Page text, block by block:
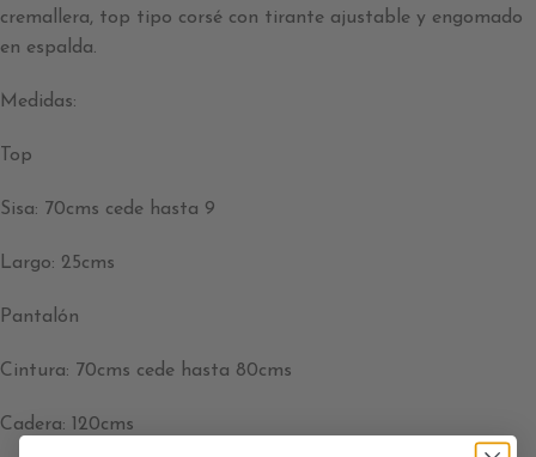
cremallera, top tipo corsé con tirante ajustable y engomado
en espalda.
Medidas:
Top
Sisa: 70cms cede hasta 9
Largo: 25cms
Pantalón
Cintura: 70cms cede hasta 80cms
Cadera: 120cms